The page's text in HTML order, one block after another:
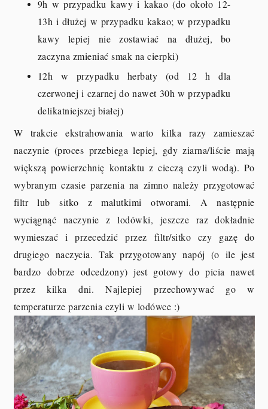
9h w przypadku kawy i kakao (do około 12-
13h i dłużej w przypadku kakao; w przypadku
kawy lepiej nie zostawiać na dłużej, bo
zaczyna zmieniać smak na cierpki)
12h w przypadku herbaty (od 12 h dla
czerwonej i czarnej do nawet 30h w przypadku
delikatniejszej białej)
W trakcie ekstrahowania warto kilka razy zamieszać
naczynie (proces przebiega lepiej, gdy ziarna/liście mają
większą powierzchnię kontaktu z cieczą czyli wodą). Po
wybranym czasie parzenia na zimno należy przygotować
filtr lub sitko z malutkimi otworami. A następnie
wyciągnąć naczynie z lodówki, jeszcze raz dokładnie
wymieszać i przecedzić przez filtr/sitko czy gazę do
drugiego naczycia. Tak przygotowany napój (o ile jest
bardzo dobrze odcedzony) jest gotowy do picia nawet
przez kilka dni. Najlepiej przechowywać go w
temperaturze parzenia czyli w lodówce :)